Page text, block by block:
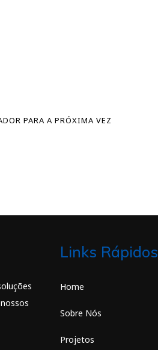
PARA A PRÓXIMA VEZ
Links Rápidos
Home
Sobre Nós
Projetos